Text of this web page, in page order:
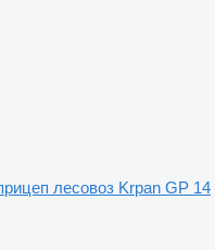
лесовоз Krpan GP 14